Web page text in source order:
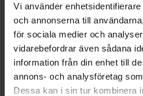
Vi använder
och annonserna till
för sociala medier och
vidarebefordrar även sådana
information från din enhet till
annons- och analysföretag
Dessa kan i sin tur kombinera
FINNS OCKSÅ SOM